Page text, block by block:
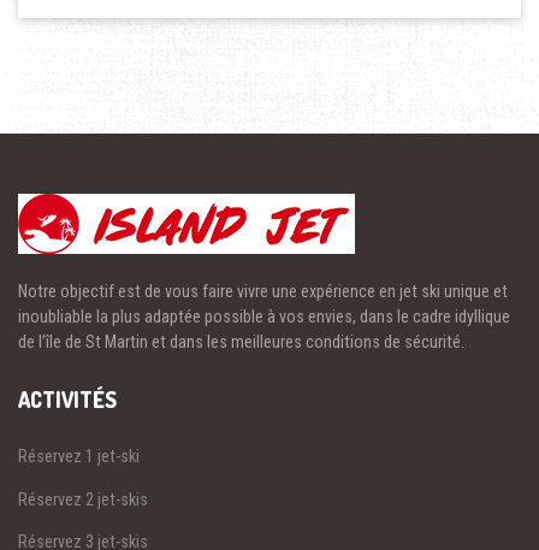
Notre objectif est de vous faire vivre une expérience en jet ski unique et
inoubliable la plus adaptée possible à vos envies, dans le cadre idyllique
de l’île de St Martin et dans les meilleures conditions de sécurité.
ACTIVITÉS
Réservez 1 jet-ski
Réservez 2 jet-skis
Réservez 3 jet-skis